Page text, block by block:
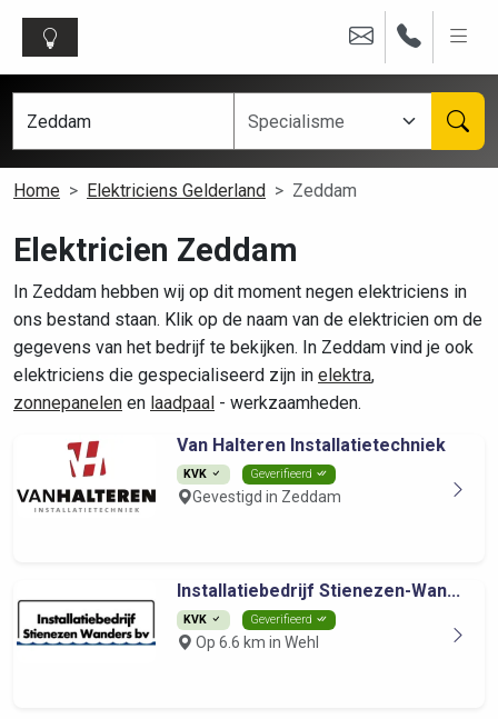
Home Elektriciens Gelderland Zeddam
Elektricien Zeddam
In Zeddam hebben wij op dit moment negen elektriciens in
ons bestand staan. Klik op de naam van de elektricien om de
gegevens van het bedrijf te bekijken. In Zeddam vind je ook
elektriciens die gespecialiseerd zijn in elektra,
zonnepanelen en laadpaal - werkzaamheden.
Van Halteren Installatietechniek
KVK Geverifieerd
Gevestigd in Zeddam
Installatiebedrijf Stienezen-Wan...
KVK Geverifieerd
Op 6.6 km in Wehl